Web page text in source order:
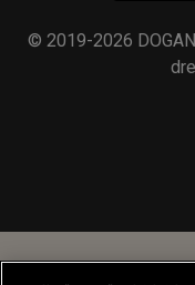
© 2019-2026